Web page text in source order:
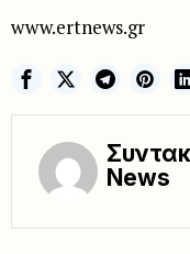
www.ertnews.gr
News